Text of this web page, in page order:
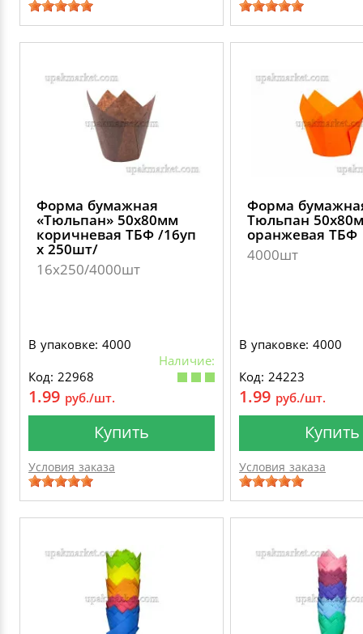
Форма бумажная
«Тюльпан» 50х80мм
коричневая ТБФ /16уп
х 250шт/
16х250/4000шт
В упаковке: 4000
Наличие:
Код: 22968
1.99 руб./шт.
Купить
Условия заказа
Форма
Тюльпан
оранжевая ТБФ
4000шт
В упаковке: 4000
Код: 24223
1.99 руб./шт.
Купить
Условия заказа